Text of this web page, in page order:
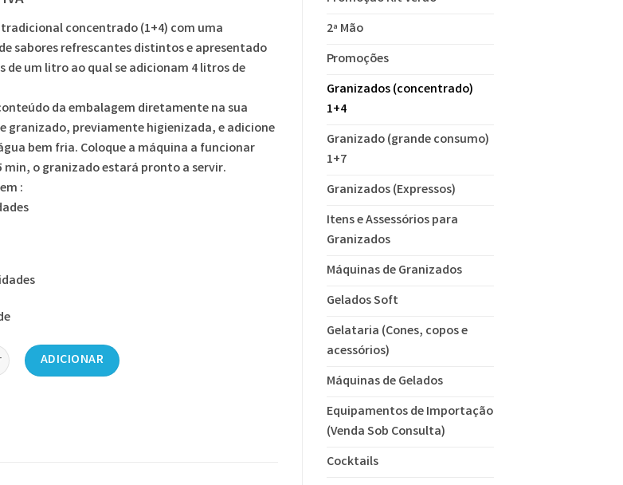
2ª Mão
Promoções
Granizados (concentrado)
1+4
Granizado (grande consumo)
1+7
Granizados (Expressos)
Itens e Assessórios para
Granizados
Máquinas de Granizados
Gelados Soft
Gelataria (Cones, copos e
acessórios)
Máquinas de Gelados
Equipamentos de Importação
(Venda Sob Consulta)
Cocktails
concentrado (1+4) com uma
sabores refrescantes distintos e apresentado
de um litro ao qual se adicionam 4 litros de
da embalagem diretamente na sua
granizado, previamente higienizada, e adicione
bem fria. Coloque a máquina a funcionar
min, o granizado estará pronto a servir.
:
Concentrado de Granizado - Morango 1Lt.
ADICIONAR